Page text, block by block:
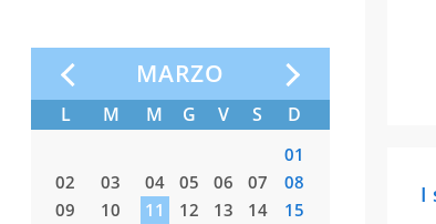
MARZO
L M M G V S D
01
02
03 04 05 06 07
08
09
10 11 12 13 14
15
I